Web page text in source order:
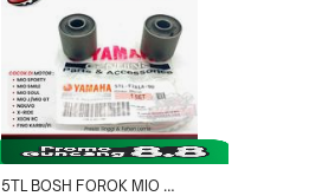
5TL BOSH FOROK MIO